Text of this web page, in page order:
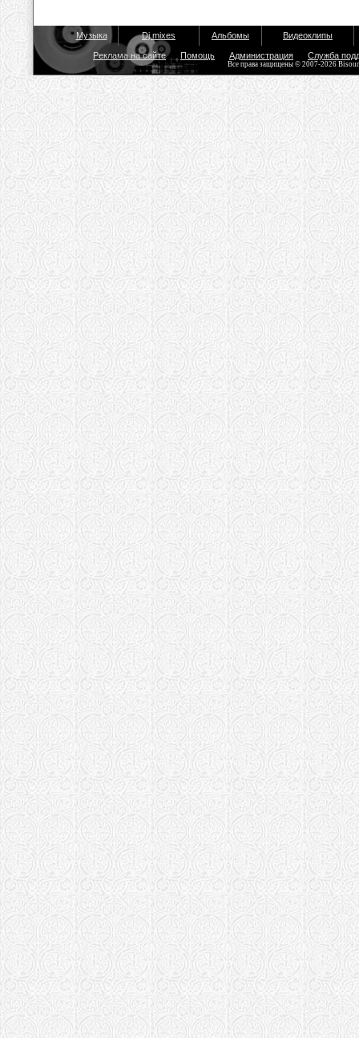
Музыка Dj mixes Альбомы Видеоклипы
Реклама на сайте Помощь Администрация Служба
Все права защищены © 2007-2026